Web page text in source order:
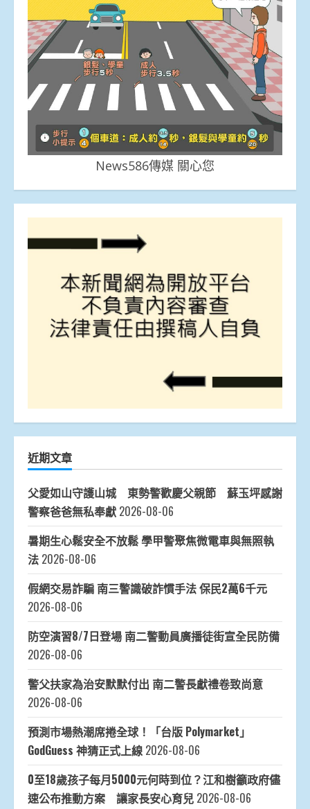
News586傳媒 關心您
近期文章
父愛如山守護山城 東勢警歡慶父親節 蘇玉坪感謝
警察爸爸無私奉獻 2026-08-06
暑期生心鬆安全不放鬆 學甲警聚焦微電車與無照執
法 2026-08-06
假網交易詐騙 南三警識破詐慣手法 保民2萬6千元
2026-08-06
防空演習8/7日登場 南二警動員廣播徒街宣全民防備
2026-08-06
警父扶家為治安默默付出 南二警長獻禮卷致尚意
2026-08-06
預測市場熱潮席捲全球！「台版 Polymarket」
GodGuess 神猜正式上線 2026-08-06
0至18歲孩子每月5000元何時到位？江和樹籲政府儘
速公布推動方案 讓家長安心育兒 2026-08-06